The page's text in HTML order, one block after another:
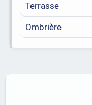
Terrasse
Ombrière